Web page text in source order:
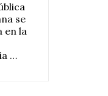
se
en la
…